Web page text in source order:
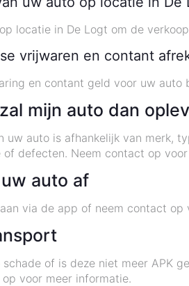
locatie in De Logt om de
vrijwaren en contant
en contant geld voor uw auto
mijn auto dan
uw auto is afhankelijk van merk,
of defecten. Neem contact op
auto af
via de app of neem contact
of is deze niet meer APK
voor meer informatie.